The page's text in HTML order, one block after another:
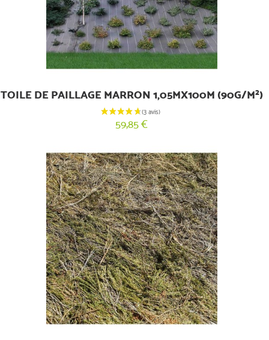
TOILE DE PAILLAGE MARRON 1,05MX100M (90G/M²)
59,85 €